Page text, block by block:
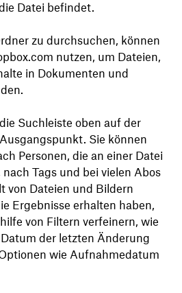
Datei befindet.
zu durchsuchen, können
nutzen, um Dateien,
in Dokumenten und
Suchleiste oben auf der
Sie können
Personen, die an einer Datei
Tags und bei vielen Abos
von Dateien und Bildern
Ergebnisse erhalten haben,
von Filtern verfeinern, wie
der letzten Änderung
wie Aufnahmedatum